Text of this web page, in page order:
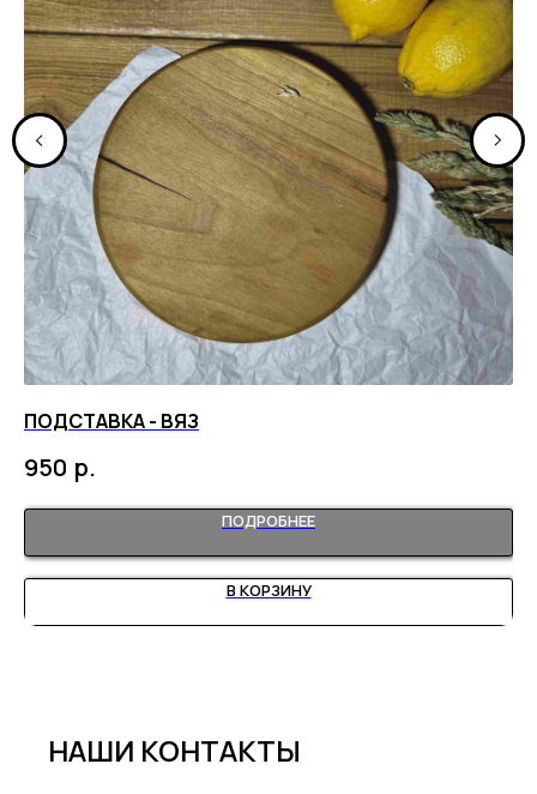
ПОДСТАВКА - ВЯЗ
950 р.
ПОДРОБНЕЕ
В КОРЗИНУ
НАШИ КОНТАКТЫ